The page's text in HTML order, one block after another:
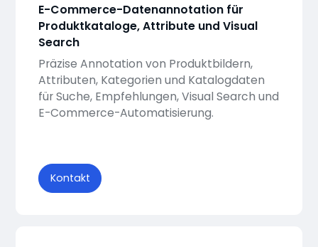
E-Commerce-Datenannotation für
Produktkataloge, Attribute und Visual
Search
Präzise Annotation von Produktbildern,
Attributen, Kategorien und Katalogdaten
für Suche, Empfehlungen, Visual Search und
E-Commerce-Automatisierung.
Kontakt